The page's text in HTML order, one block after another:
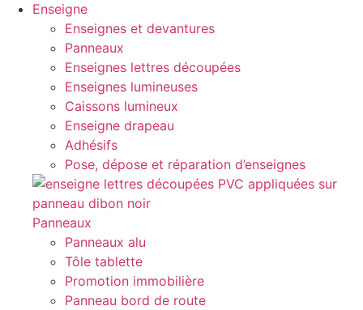
Enseigne
Enseignes et devantures
Panneaux
Enseignes lettres découpées
Enseignes lumineuses
Caissons lumineux
Enseigne drapeau
Adhésifs
Pose, dépose et réparation d’enseignes
Panneaux
Panneaux alu
Tôle tablette
Promotion immobilière
Panneau bord de route